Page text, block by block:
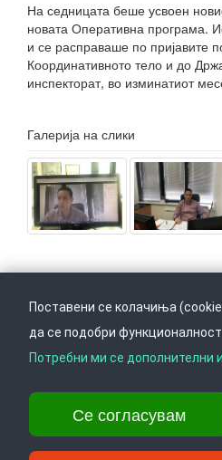
На седницата беше усвоен
новата Оперативна програма.
и се расправаше по пријавите
Координативното тело и до
инспекторат, во изминатиот
Галерија на слики
Врати се горе
Ул. Даме Груев 14, Катна гаража Беко
Тел: +389 2 3103 601 (641), Факс:
Поставени се колачиња
да се подобри
Потребни ми се дополнителни
Се согласувам